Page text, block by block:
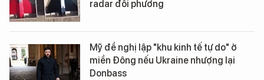
radar đối phương
Mỹ đề nghị lập "khu kinh tế tự do" ở
miền Đông nếu Ukraine nhượng lại
Donbass